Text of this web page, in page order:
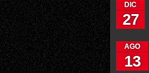
DIC
27
AGO
13